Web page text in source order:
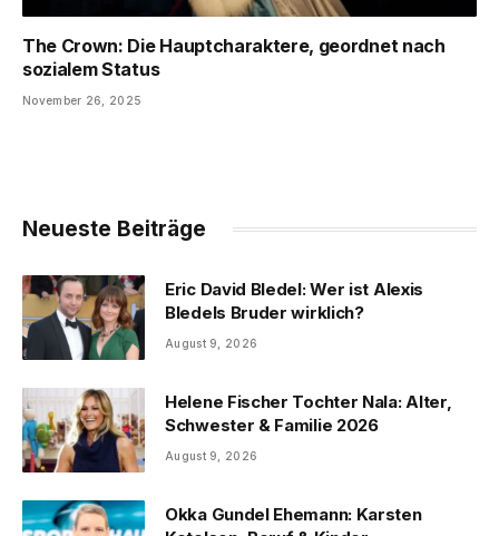
The Crown: Die Hauptcharaktere, geordnet nach
sozialem Status
November 26, 2025
Neueste Beiträge
Eric David Bledel: Wer ist Alexis
Bledels Bruder wirklich?
August 9, 2026
Helene Fischer Tochter Nala: Alter,
Schwester & Familie 2026
August 9, 2026
Okka Gundel Ehemann: Karsten